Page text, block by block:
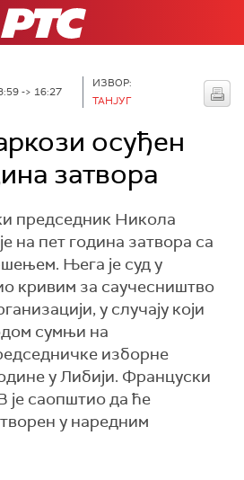
РТС
-> 16:27
ИЗВОР:
ТАНЈУГ
осуђен
затвора
председник Никола
на пет година затвора са
Њега је суд у
кривим за саучесништво
у случају који
сумњи на
изборне
у Либији. Француски
саопштио да ће
у наредним